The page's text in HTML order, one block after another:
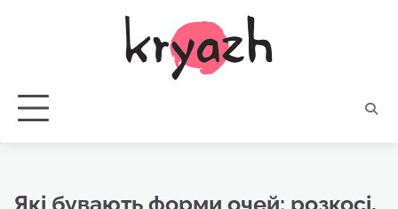
Які бувають форми очей: розкосі,